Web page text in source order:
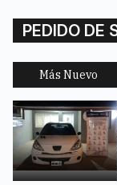
PEDIDO DE
Más Nuevo